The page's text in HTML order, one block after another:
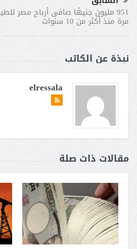
951 مليون جنيهًا صافى أرباح مصر
مرة منذ أكثر من 10 سنوات
نبذة عن الكاتب
elressala
مقالات ذات صلة